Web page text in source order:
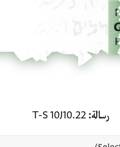
رسالة T-S 10J10.22